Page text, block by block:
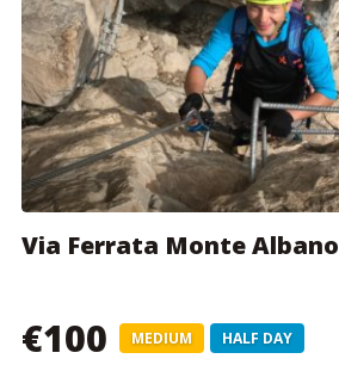
Via Ferrata Monte Albano
€100 MEDIUM HALF DAY